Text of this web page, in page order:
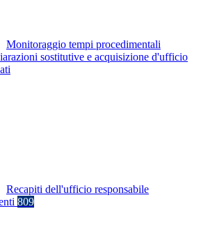
Monitoraggio tempi procedimentali
sostitutive e acquisizione d'ufficio
Recapiti dell'ufficio responsabile
809